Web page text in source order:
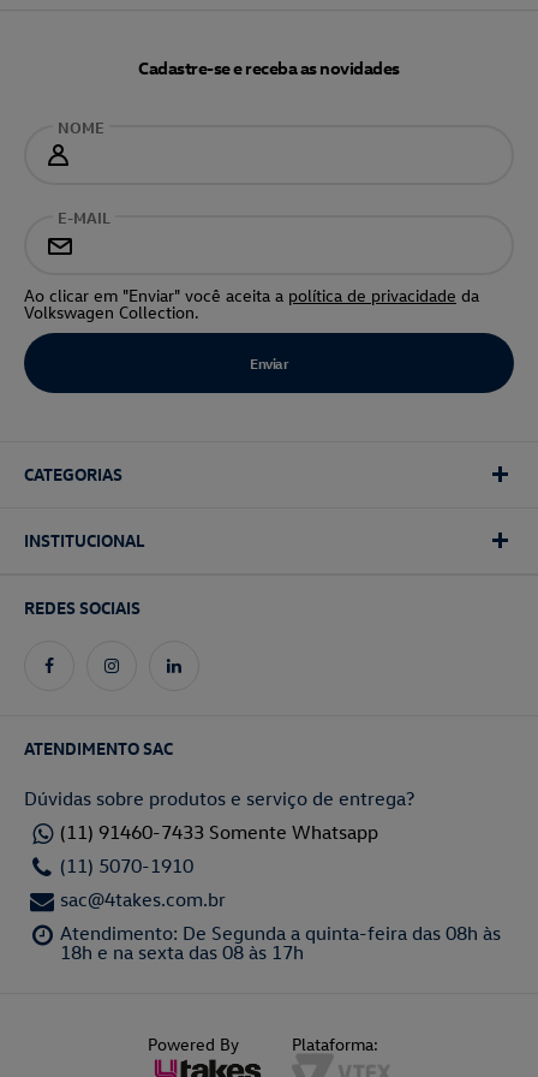
Cadastre-se e receba as novidades
NOME
E-MAIL
Ao clicar em "Enviar" você aceita a política de privacidade da
Volkswagen Collection.
CATEGORIAS
INSTITUCIONAL
REDES SOCIAIS
ATENDIMENTO SAC
Dúvidas sobre produtos e serviço de entrega?
(11) 91460-7433 Somente Whatsapp
(11) 5070-1910
sac@4takes.com.br
Atendimento: De Segunda a quinta-feira das 08h às
18h e na sexta das 08 às 17h
Powered By Plataforma: